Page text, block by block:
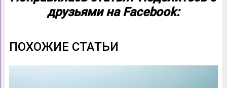
друзьями на Facebook:
ПОХОЖИЕ СТАТЬИ